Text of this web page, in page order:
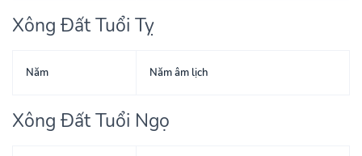
Xông Đất Tuổi Tỵ
Năm Năm âm lịch
Xông Đất Tuổi Ngọ